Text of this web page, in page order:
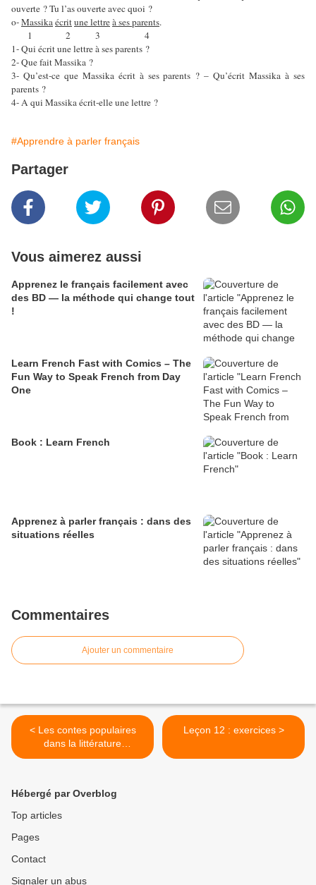
ouverte ? Tu l’as ouverte avec quoi ?
o-Massikaécritune lettreà ses parents.
1
2 3
4
1- Qui écrit une lettre à ses parents ?
2- Que fait Massika ?
3- Qu’est-ce que Massika écrit à ses parents ? – Qu’écrit Massika à ses
parents ?
4- A qui Massika écrit-elle une lettre ?
#Apprendre à parler français
Partager
Vous aimerez aussi
Apprenez le français facilement avec
des BD — la méthode qui change tout
!
Learn French Fast with Comics – The
Fun Way to Speak French from Day
One
Book : Learn French
Apprenez à parler français : dans des
situations réelles
Commentaires
Ajouter un commentaire
< Les contes populaires
dans la littérature
algérienne
Leçon 12 : exercices >
Hébergé par Overblog
Top articles
Pages
Contact
Signaler un abus